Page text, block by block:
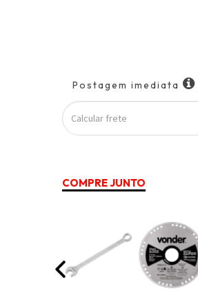
Postagem imediata
Calcular
frete
COMPRE JUNTO